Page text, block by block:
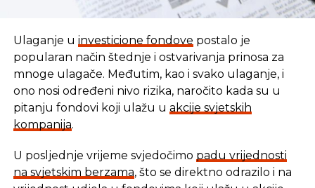
U vremenu kada tradicionalni oblici štednje nude
sve skromnije prinose, ovaj Fond se nameće kao
Ulaganje u investicione fondove postalo je
popularan način štednje i ostvarivanja prinosa za
mnoge ulagače. Međutim, kao i svako ulaganje, i
ono nosi određeni nivo rizika, naročito kada su u
pitanju fondovi koji ulažu u akcije svjetskih
kompanija.
U posljednje vrijeme svjedočimo padu vrijednosti
na svjetskim berzama, što se direktno odrazilo i na